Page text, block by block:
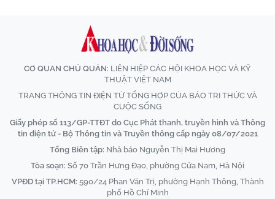
CƠ QUAN CHỦ QUẢN: LIÊN HIỆP CÁC HỘI KHOA HỌC VÀ KỸ
THUẬT VIỆT NAM
TRANG THÔNG TIN ĐIỆN TỬ TỔNG HỢP CỦA BÁO TRI THỨC VÀ
CUỘC SỐNG
Giấy phép số 113/GP-TTĐT do Cục Phát thanh, truyền hình và Thông
tin điện tử - Bộ Thông tin và Truyền thông cấp ngày 08/07/2021
Tổng Biên tập: Nhà báo Nguyễn Thị Mai Hương
Tòa soạn: Số 70 Trần Hưng Đạo, phường Cửa Nam, Hà Nội
VPĐD tại TP.HCM: 590/24 Phan Văn Trị, phường Hạnh Thông, Thành
phố Hồ Chí Minh